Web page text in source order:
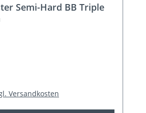
Semi-Hard BB Triple
Versandkosten